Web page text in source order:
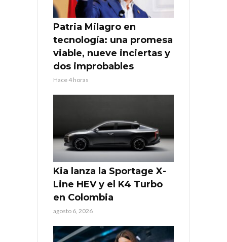
Patria Milagro en
tecnología: una promesa
viable, nueve inciertas y
dos improbables
Hace 4 horas
Kia lanza la Sportage X-
Line HEV y el K4 Turbo
en Colombia
agosto 6, 2026